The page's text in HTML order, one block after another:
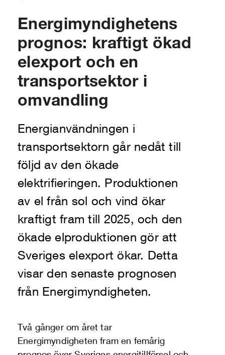
Energimyndighetens
prognos: kraftigt ökad
elexport och en
transportsektor i
omvandling
Energianvändningen i
transportsektorn går nedåt till
följd av den ökade
elektrifieringen. Produktionen
av el från sol och vind ökar
kraftigt fram till 2025, och den
ökade elproduktionen gör att
Sveriges elexport ökar. Detta
visar den senaste prognosen
från Energimyndigheten.
Två gånger om året tar
Energimyndigheten fram en femårig